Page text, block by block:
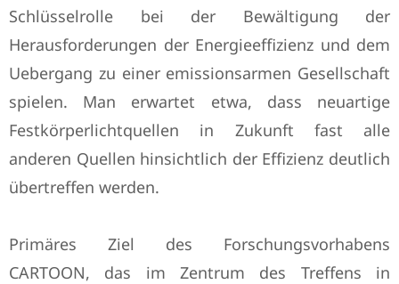
Schlüsselrolle bei der Bewältigung der
Herausforderungen der Energieeffizienz und dem
Uebergang zu einer emissionsarmen Gesellschaft
spielen. Man erwartet etwa, dass neuartige
Festkörperlichtquellen in Zukunft fast alle
anderen Quellen hinsichtlich der Effizienz deutlich
übertreffen werden.
Primäres Ziel des Forschungsvorhabens
CARTOON, das im Zentrum des Treffens in